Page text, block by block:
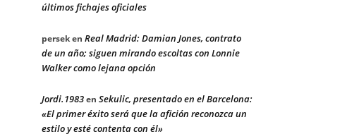
últimos fichajes oficiales
perseken Real Madrid: Damian Jones, contrato
de un año; siguen mirando escoltas con Lonnie
Walker como lejana opción
Jordi.1983en Sekulic, presentado en el Barcelona:
«El primer éxito será que la afición reconozca un
estilo y esté contenta con él»